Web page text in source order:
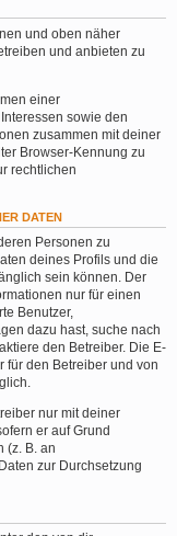
und oben näher
und anbieten zu
einer
sowie den
zusammen mit deiner
Browser-Kennung zu
rechtlichen
DATEN
Personen zu
deines Profils und die
sein können. Der
nur für einen
Benutzer,
dazu hast, suche nach
den Betreiber. Die E-
für den Betreiber und von
nur mit deiner
er auf Grund
(z. B. an
zur Durchsetzung